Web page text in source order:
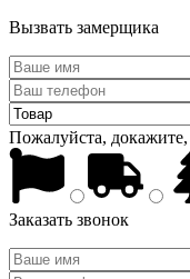
Вызвать замерщика
Пожалуйста,
Заказать звонок